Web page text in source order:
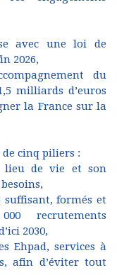
avec une loi de
2026,
du
milliards d’euros
la France sur la
cinq piliers :
lieu de vie et son
suffisant, formés et
recrutements
2030,
Ehpad, services à
afin d’éviter tout